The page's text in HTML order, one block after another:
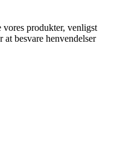
vores produkter, venligst
besvare henvendelser